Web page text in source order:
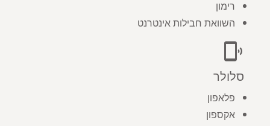
רימון
השוואת חבילות אינטרנט
phonelink_ring
סלולר
פלאפון
אקספון